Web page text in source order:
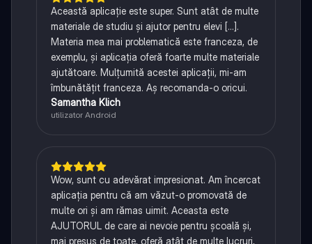
Această aplicație este super. Sunt atât de multe
materiale de studiu și ajutor pentru elevi [...].
Materia mea mai problematică este franceza, de
exemplu, și aplicația oferă foarte multe materiale
ajutătoare. Mulțumită acestei aplicații, mi-am
îmbunătățit franceza. Aș recomanda-o oricui.
Samantha Klich
utilizator Android
Wow, sunt cu adevărat impresionat. Am încercat
aplicația pentru că am văzut-o promovată de
multe ori și am rămas uimit. Aceasta este
AJUTORUL de care ai nevoie pentru școală și,
mai presus de toate, oferă atât de multe lucruri,